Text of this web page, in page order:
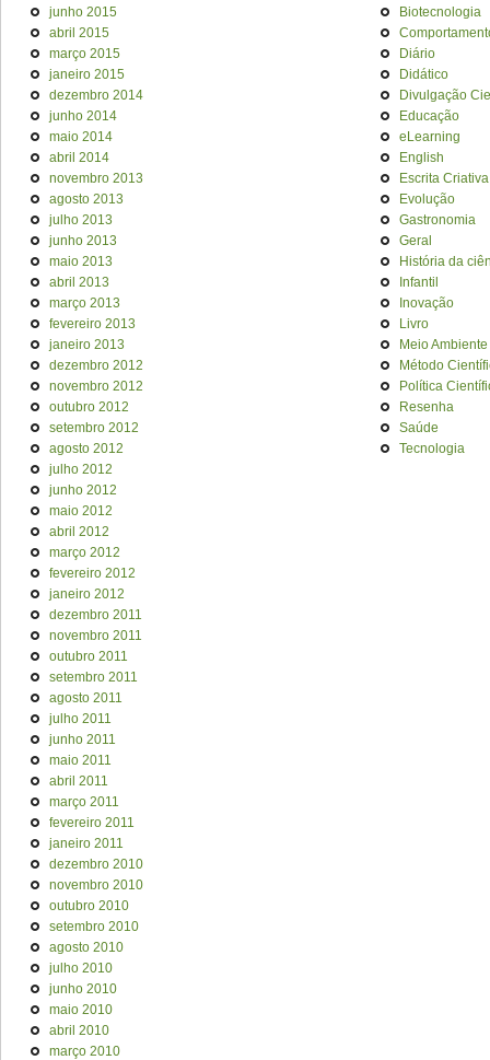
junho 2015
abril 2015
março 2015
janeiro 2015
dezembro 2014
junho 2014
maio 2014
abril 2014
novembro 2013
agosto 2013
julho 2013
junho 2013
maio 2013
abril 2013
março 2013
fevereiro 2013
janeiro 2013
dezembro 2012
novembro 2012
outubro 2012
setembro 2012
agosto 2012
julho 2012
junho 2012
maio 2012
abril 2012
março 2012
fevereiro 2012
janeiro 2012
dezembro 2011
novembro 2011
outubro 2011
setembro 2011
agosto 2011
julho 2011
junho 2011
maio 2011
abril 2011
março 2011
fevereiro 2011
janeiro 2011
dezembro 2010
novembro 2010
outubro 2010
setembro 2010
agosto 2010
julho 2010
junho 2010
maio 2010
abril 2010
março 2010
Biotecnologia
Diário
Didático
Divulgação
Educação
eLearning
English
Escrita Criativa
Evolução
Gastronomia
Geral
História da
Infantil
Inovação
Livro
Meio Ambiente
Método
Política
Resenha
Saúde
Tecnologia